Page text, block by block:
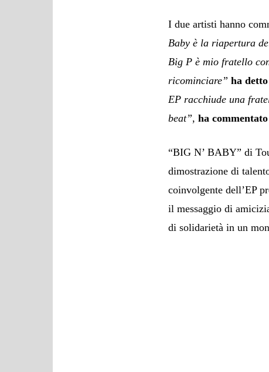
I due artisti hanno
Baby è la riapertura
Big P è mio fratello
ricominciare”ha
EP racchiude una
beat”,ha
“BIG N’ BABY” di
dimostrazione di
coinvolgente dell’EP
il messaggio di
di solidarietà in un